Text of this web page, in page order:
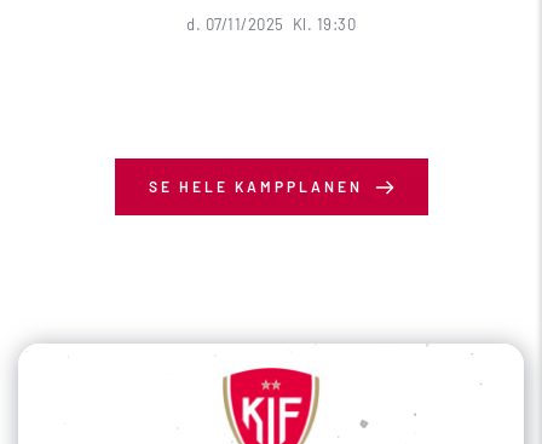
d. 07/11/2025
  Kl.
19:30
SE HELE KAMPPLANEN